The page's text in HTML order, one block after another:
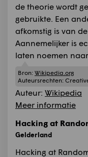
de theorie wordt
gebruikte. Een
afkomstig is van
Aannemelijker is
laten noemen
Bron: Wikipedia.org
Auteursrechten:
Auteur: Wikipedia
Meer informatie
Hacking at
Gelderland
Hacking at